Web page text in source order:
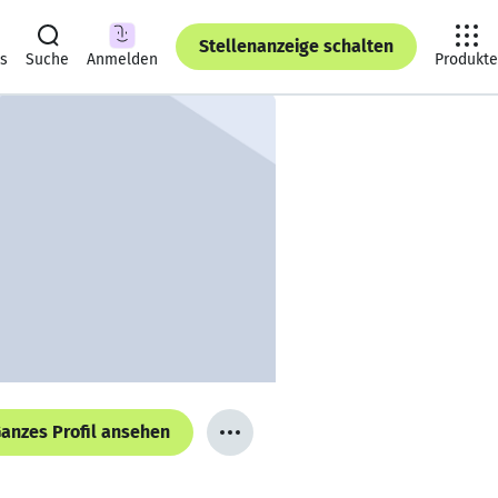
Suche Anmelden
Stellenanzeige schalten
Produkte
Profil ansehen